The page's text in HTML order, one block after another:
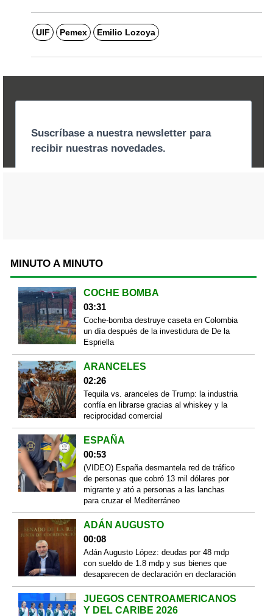
UIF Pemex Emilio Lozoya
MINUTO A MINUTO
COCHE BOMBA
03:31
Coche-bomba destruye caseta en Colombia
un día después de la investidura de De la
Espriella
ARANCELES
02:26
Tequila vs. aranceles de Trump: la industria
confía en librarse gracias al whiskey y la
reciprocidad comercial
ESPAÑA
00:53
(VIDEO) España desmantela red de tráfico
de personas que cobró 13 mil dólares por
migrante y ató a personas a las lanchas
para cruzar el Mediterráneo
ADÁN AUGUSTO
00:08
Adán Augusto López: deudas por 48 mdp
con sueldo de 1.8 mdp y sus bienes que
desaparecen de declaración en declaración
JUEGOS CENTROAMERICANOS
Y DEL CARIBE 2026